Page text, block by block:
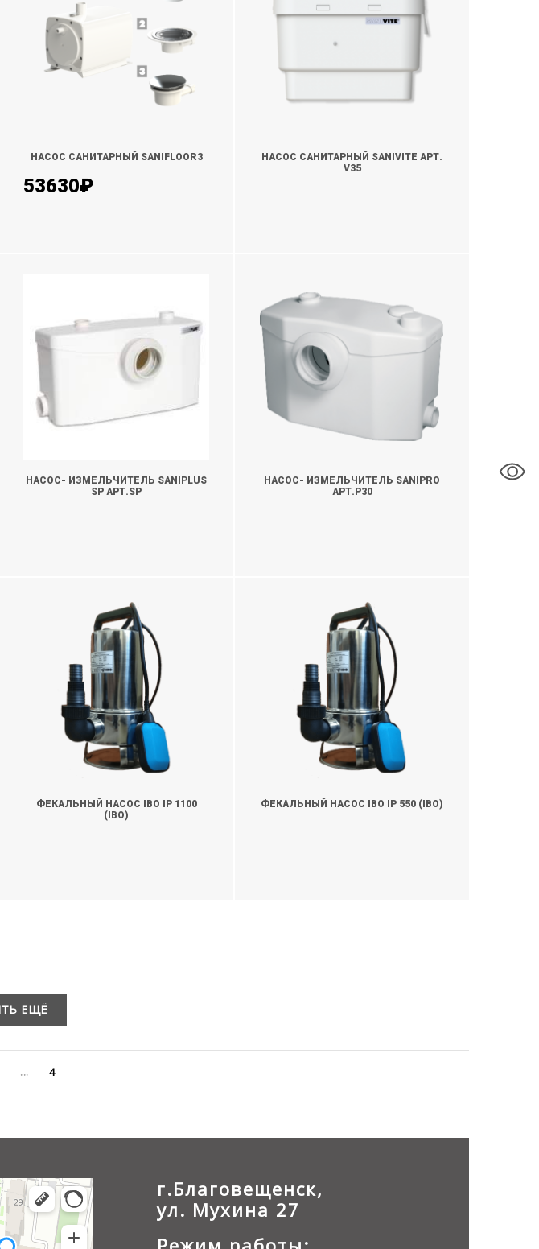
НАСОС САНИТАРНЫЙ SANIFLOOR3
53630₽
НАСОС САНИТАРНЫЙ SANIVITE АРТ.
V35
НАСОС- ИЗМЕЛЬЧИТЕЛЬ SANIPLUS
SP АРТ.SP
НАСОС- ИЗМЕЛЬЧИТЕЛЬ SANIPRO
АРТ.P30
ФЕКАЛЬНЫЙ НАСОС IBO IP 1100
(IBO)
ФЕКАЛЬНЫЙ НАСОС IBO IP 550 (IBO)
ЕЩЁ
... 4
г.Благовещенск,
ул. Мухина 27